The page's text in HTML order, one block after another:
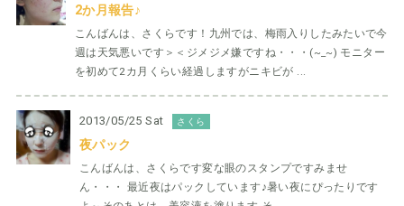
2か月報告♪
こんばんは、さくらです！九州では、梅雨入りしたみたいで今
週は天気悪いです＞＜ジメジメ嫌ですね・・・(~_~) モニター
を初めて2カ月くらい経過しますがニキビが ...
2013/05/25 Sat さくら
夜パック
こんばんは、さくらです変な眼のスタンプですみませ
ん・・・ 最近夜はパックしています♪暑い夜にぴったりです